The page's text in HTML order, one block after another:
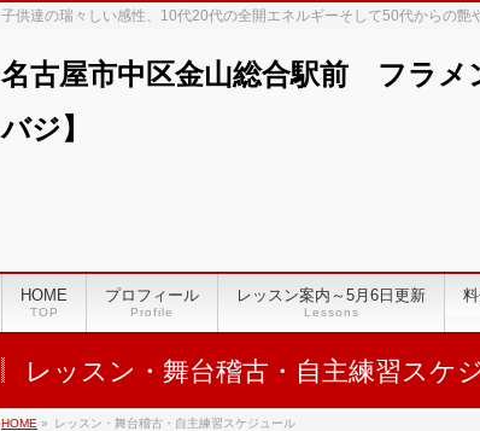
子供達の瑞々しい感性、10代20代の全開エネルギーそして50代からの
名古屋市中区金山総合駅前 フラメ
バジ】
HOME
TOP
プロフィール
Profile
レッスン案内～5月6日更新
Lessons
レッスン・舞台稽古・自主練習スケ
HOME » レッスン・舞台稽古・自主練習スケジュール
02:00
03:00